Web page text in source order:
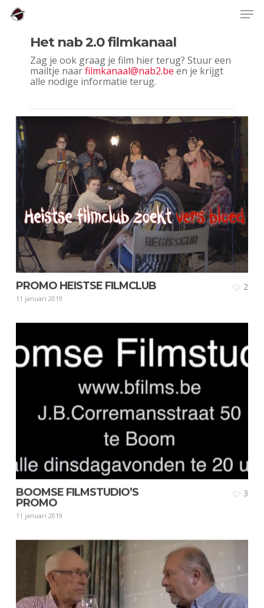
Skip
contentHet nab 2.0 filmkanaal
Zag je ook graag je film hier terug? Stuur een
mailtje naarfilmkanaal@nab2.be en je krijgt
alle nodige informatie terug.
PROMO HEISTSE FILMCLUB
11 januari 2019
2
BOOMSE FILMSTUDIO’S
PROMO
11 januari 2019
3